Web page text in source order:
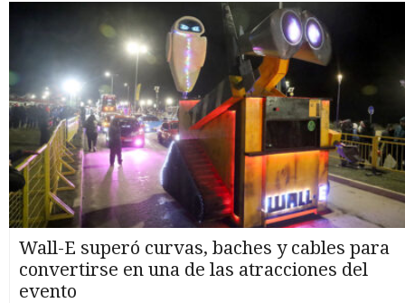
Wall-E superó curvas, baches y cables para
convertirse en una de las atracciones del
evento